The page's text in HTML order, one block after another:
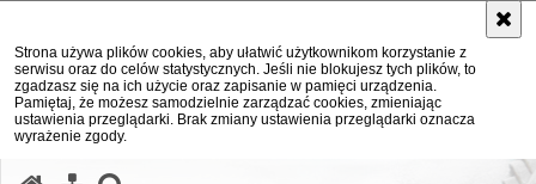
Strona używa plików cookies, aby ułatwić użytkownikom korzystanie z
serwisu oraz do celów statystycznych. Jeśli nie blokujesz tych plików, to
zgadzasz się na ich użycie oraz zapisanie w pamięci urządzenia.
Pamiętaj, że możesz samodzielnie zarządzać cookies, zmieniając
ustawienia przeglądarki. Brak zmiany ustawienia przeglądarki oznacza
wyrażenie zgody.